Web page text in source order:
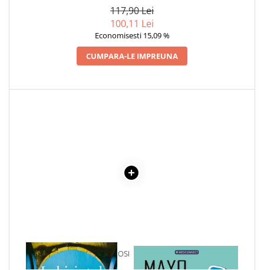
117,90 Lei
100,11 Lei
Economisesti 15,09 %
CUMPARA-LE IMPREUNA
1 x LABIRINTUL DE CHIPAROSI
1 x MAYO CLINIC. CARTEA
ESENTIALA DESPRE DIABETUL